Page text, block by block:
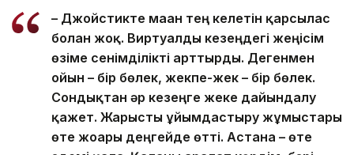
– Джойстикте маған тең келетін қарсылас
болған жоқ. Виртуалды кезеңдегі жеңісім
өзіме сенімділікті арттырды. Дегенмен
ойын – бір бөлек, жекпе-жек – бір бөлек.
Сондықтан әр кезеңге жеке дайындалу
қажет. Жарысты ұйымдастыру жұмыстары
өте жоғары деңгейде өтті. Астана – өте